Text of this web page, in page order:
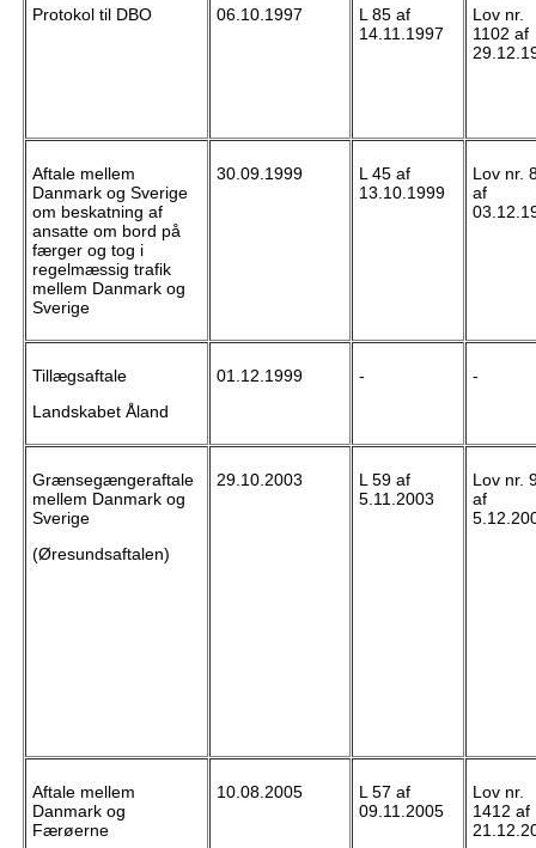
Protokol til DBO 06.10.1997
L 85 af
14.11.1997
Lov nr.
1102 af
Aftale mellem
Danmark og Sverige
om beskatning af
ansatte om bord på
færger og tog i
regelmæssig trafik
mellem Danmark og
Sverige
30.09.1999
L 45 af
13.10.1999
Lov nr.
af
Tillægsaftale
Landskabet Åland
01.12.1999 - -
Grænsegængeraftale
mellem Danmark og
Sverige
(Øresundsaftalen)
29.10.2003
L 59 af
5.11.2003
Lov nr.
af
Aftale mellem
Danmark og
Færøerne
10.08.2005
L 57 af
09.11.2005
Lov nr.
1412 af